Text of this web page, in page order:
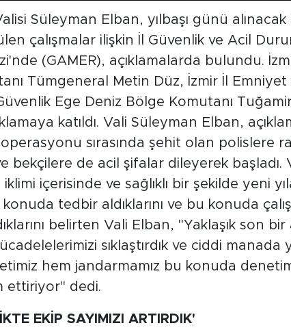
Süleyman Elban, yılbaşı günü
çalışmalar ilişkin İl Güvenlik ve Acil
(GAMER), açıklamalarda bulundu.
Tümgeneral Metin Düz, İzmir İl
Ege Deniz Bölge Komutanı
katıldı. Vali Süleyman Elban,
operasyonu sırasında şehit olan polislere
bekçilere de acil şifalar dileyerek başladı.
içerisinde ve sağlıklı bir şekilde yeni
tedbir aldıklarını ve bu konuda
belirten Vali Elban, "Yaklaşık son bir
sıklaştırdık ve ciddi manada
hem jandarmamız bu konuda
ettiriyor" dedi.
EKİP SAYIMIZI ARTIRDIK'